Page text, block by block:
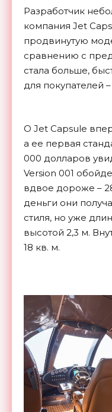
Разработчик
компания Jet
продвинутую
сравнению с
стала больше,
для покупателей
О Jet Capsule
а ее первая
000 долларов
Version 001
вдвое дороже –
деньги они
стиля, но уже
высотой 2,3 м.
18 кв. м.